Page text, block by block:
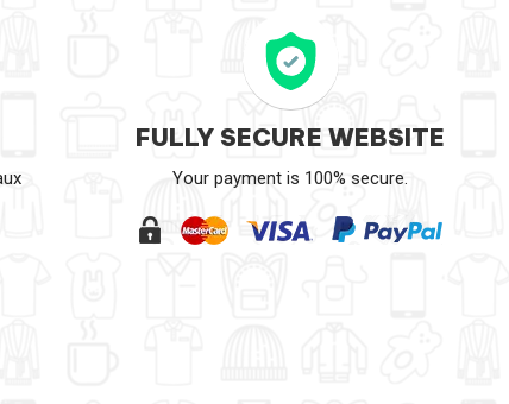
FULLY SECURE WEBSITE
Your payment is 100% secure.